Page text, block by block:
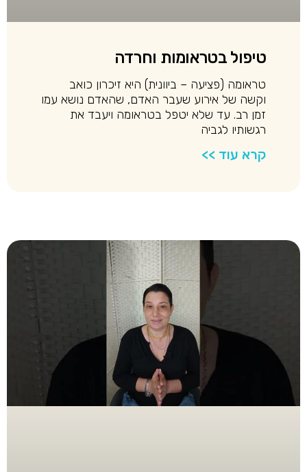
טיפול בטראומות וחרדה
טראומה (פציעה – ביוונית) היא זיכרון כואב
וקשה של אירוע שעבר האדם, שהאדם נושא עמו
זמן רב. עד שלא יטפל בטראומה ויעבד את
רגשותיו לגביה
קרא עוד >>